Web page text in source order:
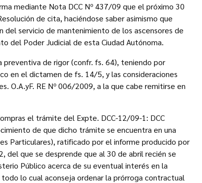
mediante Nota DCC Nº 437/09 que el próximo 30
de cita, haciéndose saber asimismo que
servicio de mantenimiento de los ascensores de
del Poder Judicial de esta Ciudad Autónoma.
de rigor (confr. fs. 64), teniendo por
en el dictamen de fs. 14/5, y las consideraciones
O.A.yF. RE Nº 006/2009, a la que cabe remitirse en
el trámite del Expte. DCC-12/09-1: DCC
de que dicho trámite se encuentra en una
Particulares), ratificado por el informe producido por
que se desprende que al 30 de abril recién se
Público acerca de su eventual interés en la
lo cual aconseja ordenar la prórroga contractual